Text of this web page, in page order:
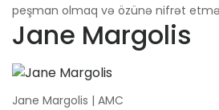
peşman olmaq və özünə nifrət
Jane Margolis
Jane Margolis | AMC